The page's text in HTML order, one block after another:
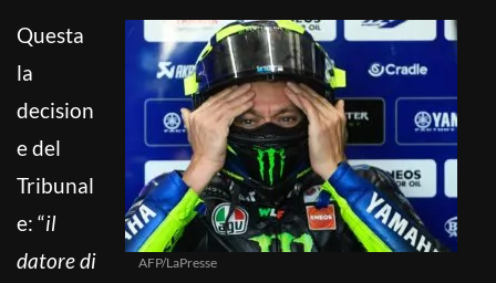
AFP/LaPresse
Questa
la
decision
e del
Tribunal
e: “il
datore di